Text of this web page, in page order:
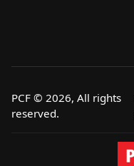
PCF © 2026, All rights
reserved.